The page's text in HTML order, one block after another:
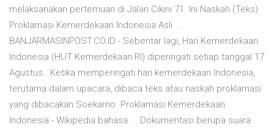
melaksanakan pertemuan di Jalan Cikini 71. Ini Naskah (Teks)
Proklamasi Kemerdekaan Indonesia Asli ...
BANJARMASINPOST.CO.ID - Sebentar lagi, Hari Kemerdekaan
Indonesia (HUT Kemerdekaan RI) diperingati setiap tanggal 17
Agustus.. Ketika memperingati hari kemerdekaan Indonesia,
terutama dalam upacara, dibaca teks atau naskah proklamasi
yang dibacakan Soekarno. Proklamasi Kemerdekaan
Indonesia - Wikipedia bahasa ... Dokumentasi berupa suara